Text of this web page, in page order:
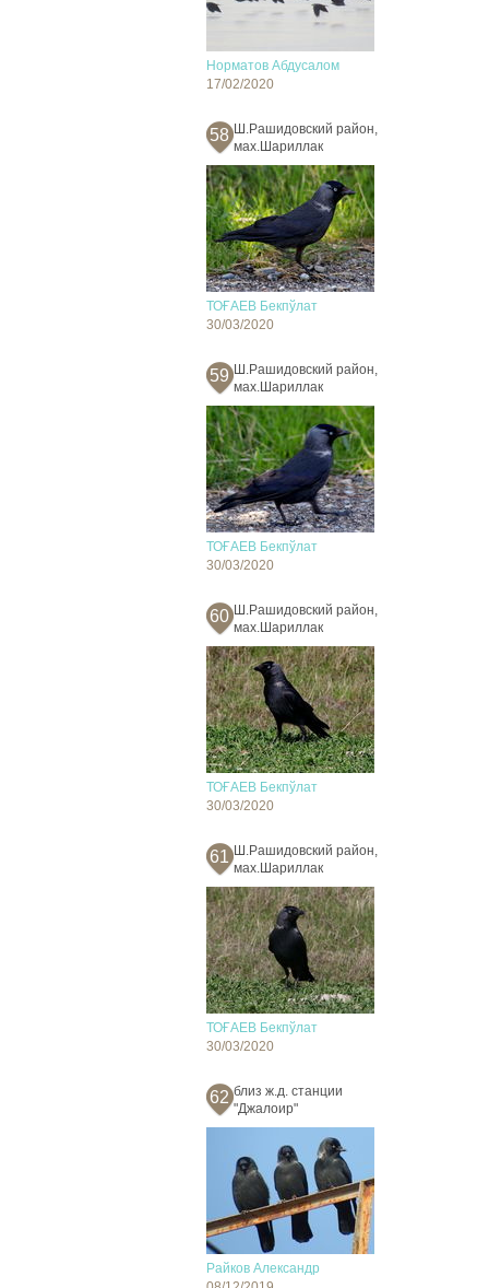
Норматов Абдусалом
17/02/2020
58 Ш.Рашидовский район,
мах.Шариллак
ТОҒАЕВ Бекпўлат
30/03/2020
59 Ш.Рашидовский район,
мах.Шариллак
ТОҒАЕВ Бекпўлат
30/03/2020
60 Ш.Рашидовский район,
мах.Шариллак
ТОҒАЕВ Бекпўлат
30/03/2020
61 Ш.Рашидовский район,
мах.Шариллак
ТОҒАЕВ Бекпўлат
30/03/2020
62 близ ж.д. станции
"Джалоир"
Райков Александр